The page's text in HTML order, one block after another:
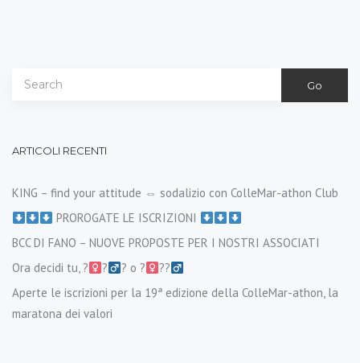
Go
ARTICOLI RECENTI
KING – find your attitude ⇔ sodalizio con ColleMar-athon Club
PROROGATE LE ISCRIZIONI
BCC DI FANO – NUOVE PROPOSTE PER I NOSTRI ASSOCIATI
Ora decidi tu, ?‍
?‍ ? o ?‍
??‍
Aperte le iscrizioni per la 19ª edizione della ColleMar-athon, la
maratona dei valori